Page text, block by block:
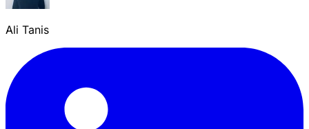
Ali Tanis